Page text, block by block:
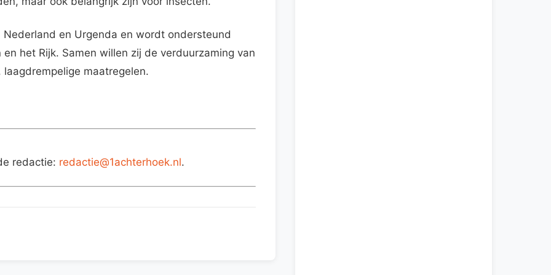
en Urgenda en wordt ondersteund
het Rijk. Samen willen zij de verduurzaming van
maatregelen.
redactie: redactie@1achterhoek.nl.